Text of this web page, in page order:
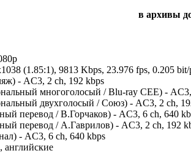
в архивы
(1.85:1), 9813 Kbps, 23.976 fps, 0.205
- AC3, 2 ch, 192 kbps
многоголосый / Blu-ray CEE) -
двухголосый / Союз) - AC3, 2 ch,
перевод / В.Горчаков) - AC3, 6 ch, 640
перевод / А.Гаврилов) - AC3, 2 ch, 192
- AC3, 6 ch, 640 kbps
английские